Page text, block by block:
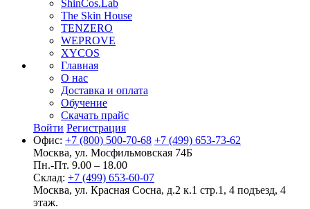
ShinCos.Lab
The Skin House
TENZERO
WEPROVE
XYCOS
Главная
О нас
Доставка и оплата
Обучение
Скачать прайс
Войти Регистрация
Офис: +7 (800) 500-70-68 +7 (499) 653-73-62
Москва, ул. Мосфильмовская 74Б
Пн.-Пт. 9.00 – 18.00
Склад: +7 (499) 653-60-07
Москва, ул. Красная Сосна, д.2 к.1 стр.1, 4 подъезд, 4
этаж.